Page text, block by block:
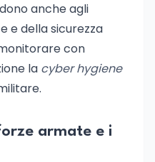
anche agli
e della sicurezza
con
la cyber hygiene
armate e i